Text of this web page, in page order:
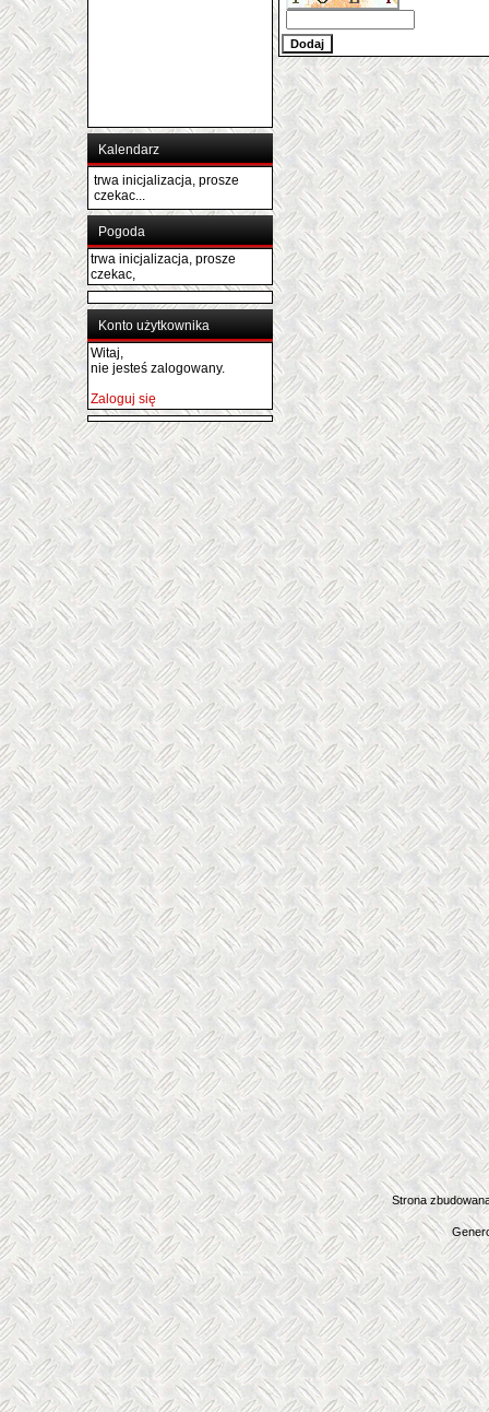
Kalendarz
trwa inicjalizacja, prosze
czekac...
Pogoda
trwa inicjalizacja, prosze
czekac,
Konto użytkownika
Witaj,
nie jesteś zalogowany.
Zaloguj się
Strona